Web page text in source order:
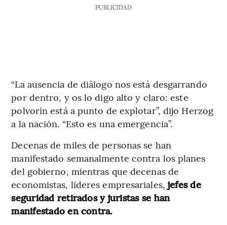
PUBLICIDAD
“La ausencia de diálogo nos está desgarrando
por dentro, y os lo digo alto y claro: este
polvorín está a punto de explotar”, dijo Herzog
a la nación. “Esto es una emergencia”.
Decenas de miles de personas se han
manifestado semanalmente contra los planes
del gobierno, mientras que decenas de
economistas, líderes empresariales, jefes de
seguridad retirados y juristas se han
manifestado en contra.